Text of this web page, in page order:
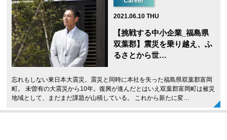
2021.06.10 THU
【挑戦する中小企業_福島県
双葉郡】震災を乗り越え、ふ
るさとから世…
忘れもしない東日本大震災。震災と同時に本社を失った福島県双葉郡富岡
町。 未曽有の大震災から10年。復興が進んだとはいえ双葉郡富岡町は被災
地域として、まだまだ課題が山積している。 これから新たに変…